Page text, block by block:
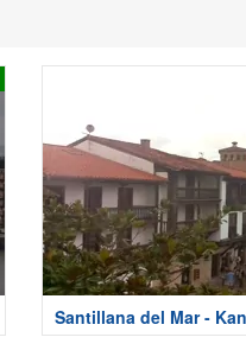
Santillana del Mar -